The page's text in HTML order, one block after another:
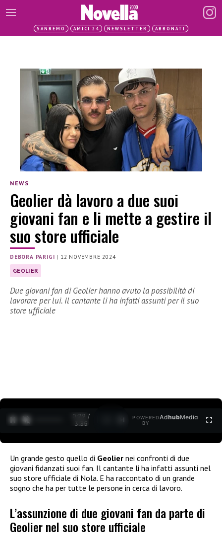
SANREMO AMICI 24 NEWSLETTER ABBONATI
NEWS
Geolier dà lavoro a due suoi
giovani fan e li mette a gestire il
suo store ufficiale
DEBORA PARIGI | 12 NOVEMBRE 2024
GEOLIER
Due giovani fan di Geolier hanno avuto la possibilità di
lavorare per lui. Il cantante li ha infatti assunti per il suo
store ufficiale
0:30 /
3:35
POWERED
BY
AdhubMedia
Un grande gesto quello di Geolier nei confronti di due
giovani fidanzati suoi fan. Il cantante li ha infatti assunti nel
suo store ufficiale di Nola. E ha raccontato di un grande
sogno che ha per tutte le persone in cerca di lavoro.
L’assunzione di due giovani fan da parte di
Geolier nel suo store ufficiale